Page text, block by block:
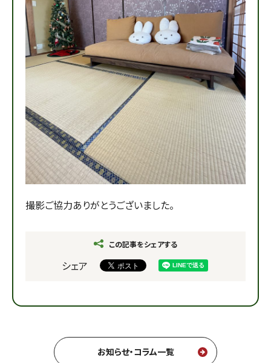
撮影ご協力ありがとうございました。
この記事をシェアする
シェア
お知らせ・コラム一覧